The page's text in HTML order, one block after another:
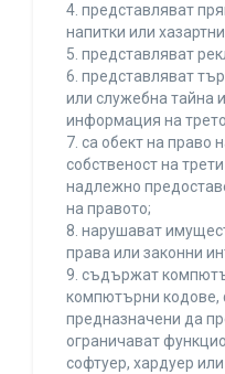
4. представляват
напитки или
5. представляват
6. представляват
или служебна тайна
информация на
7. са обект на право
собственост на
надлежно
на правото;
8. нарушават
права или законни
9. съдържат
компютърни кодове,
предназначени да
ограничават
софтуер, хардуер